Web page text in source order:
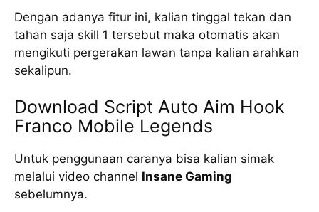
Dengan adanya fitur ini, kalian tinggal tekan dan
tahan saja skill 1 tersebut maka otomatis akan
mengikuti pergerakan lawan tanpa kalian arahkan
sekalipun.
Download Script Auto Aim Hook
Franco Mobile Legends
Untuk penggunaan caranya bisa kalian simak
melalui video channel Insane Gaming
sebelumnya.